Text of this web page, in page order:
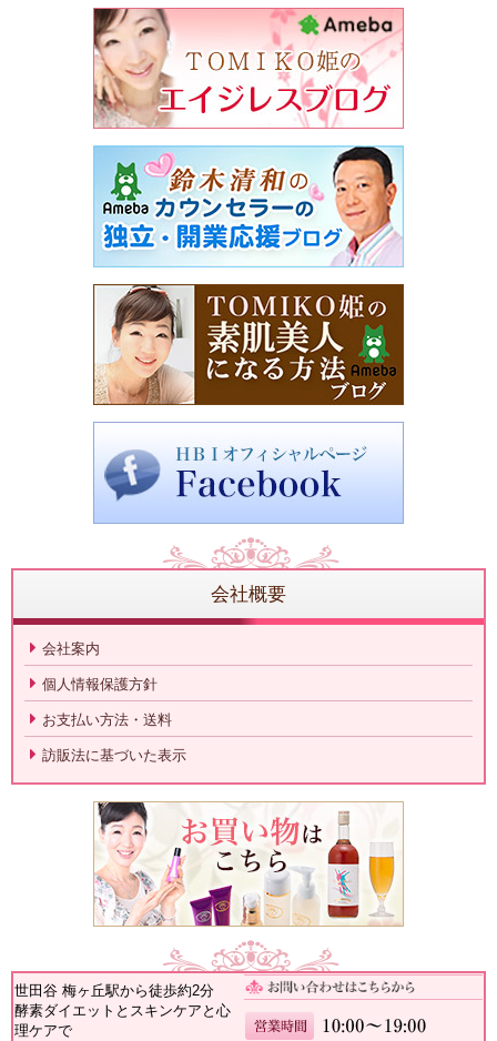
会社概要
会社案内
個人情報保護方針
お支払い方法・送料
訪販法に基づいた表示
世田谷 梅ヶ丘駅から徒歩約2分
酵素ダイエットとスキンケアと心
理ケアで